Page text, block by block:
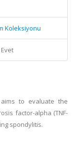
Koleksiyonu
Evet
to evaluate the
factor-alpha (TNF-
spondylitis.